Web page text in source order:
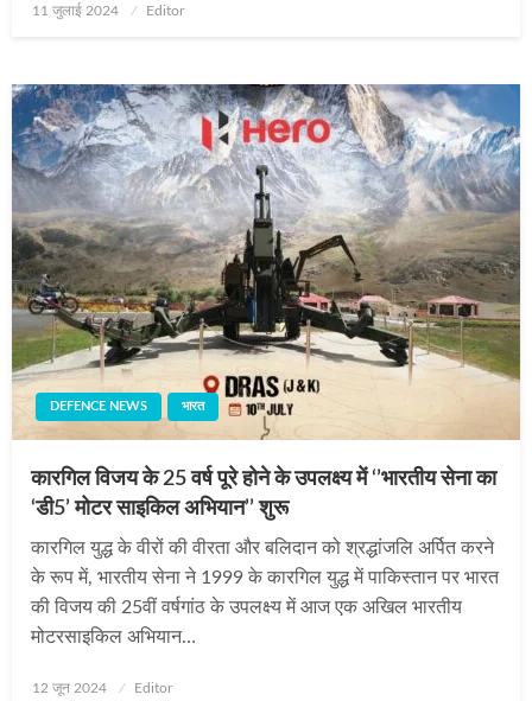
Posted
11 जुलाई 2024 Editor
DEFENCE NEWS भारत
कारगिल विजय के 25 वर्ष पूरे होने के उपलक्ष्‍य में ‘’भारतीय सेना का
‘डी5’ मोटर साइकिल अभियान’’ शुरू
कारगिल युद्ध के वीरों की वीरता और बलिदान को श्रद्धांजलि अर्पित करने
के रूप में, भारतीय सेना ने 1999 के कारगिल युद्ध में पाकिस्तान पर भारत
की विजय की 25वीं वर्षगांठ के उपलक्ष्य में आज एक अखिल भारतीय
मोटरसाइकिल अभियान…
Posted
12 जून 2024 Editor